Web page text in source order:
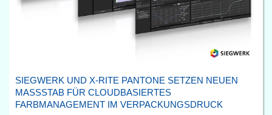
SIEGWERK UND X-RITE PANTONE SETZEN NEUEN
MASSSTAB FÜR CLOUDBASIERTES F
ARBMANAGEMENT IM VERPACKUNGSDRUCK